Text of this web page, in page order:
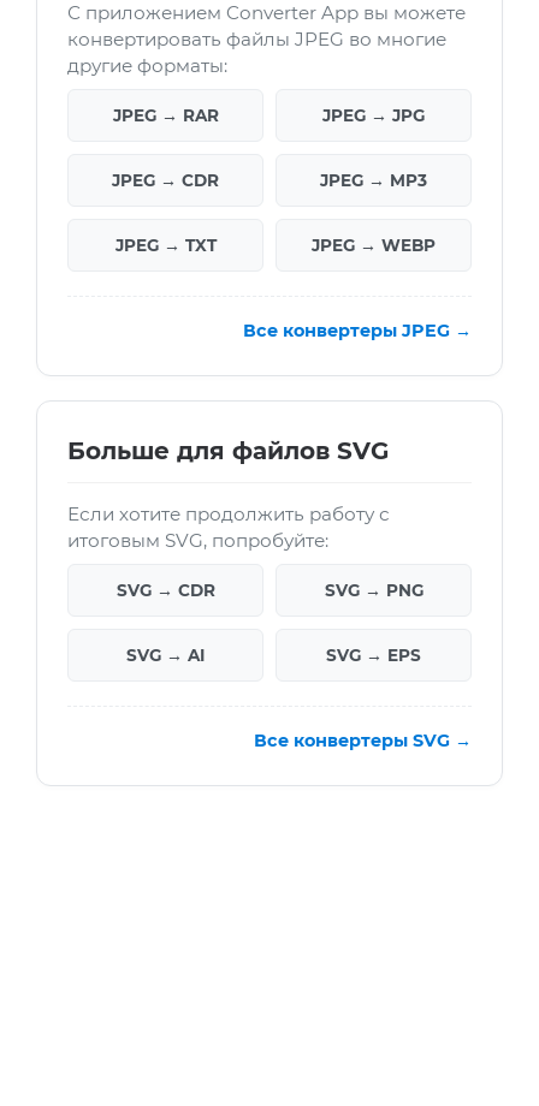
С приложением Converter App вы можете
конвертировать файлы JPEG во многие
другие форматы:
JPEG → RAR JPEG → JPG
JPEG → CDR JPEG → MP3
JPEG → TXT JPEG → WEBP
Все конвертеры JPEG →
Больше для файлов SVG
Если хотите продолжить работу с
итоговым SVG, попробуйте:
SVG → CDR SVG → PNG
SVG → AI SVG → EPS
Все конвертеры SVG →